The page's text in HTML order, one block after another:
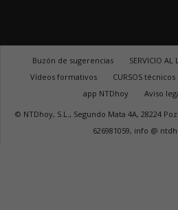
Buzón de sugerencias SERVICIO AL
Vídeos formativos
CURSOS técnicos
app NTDhoy
Aviso
© NTDhoy, S.L., Segundo Mata 4A, 28224
626981059, info @